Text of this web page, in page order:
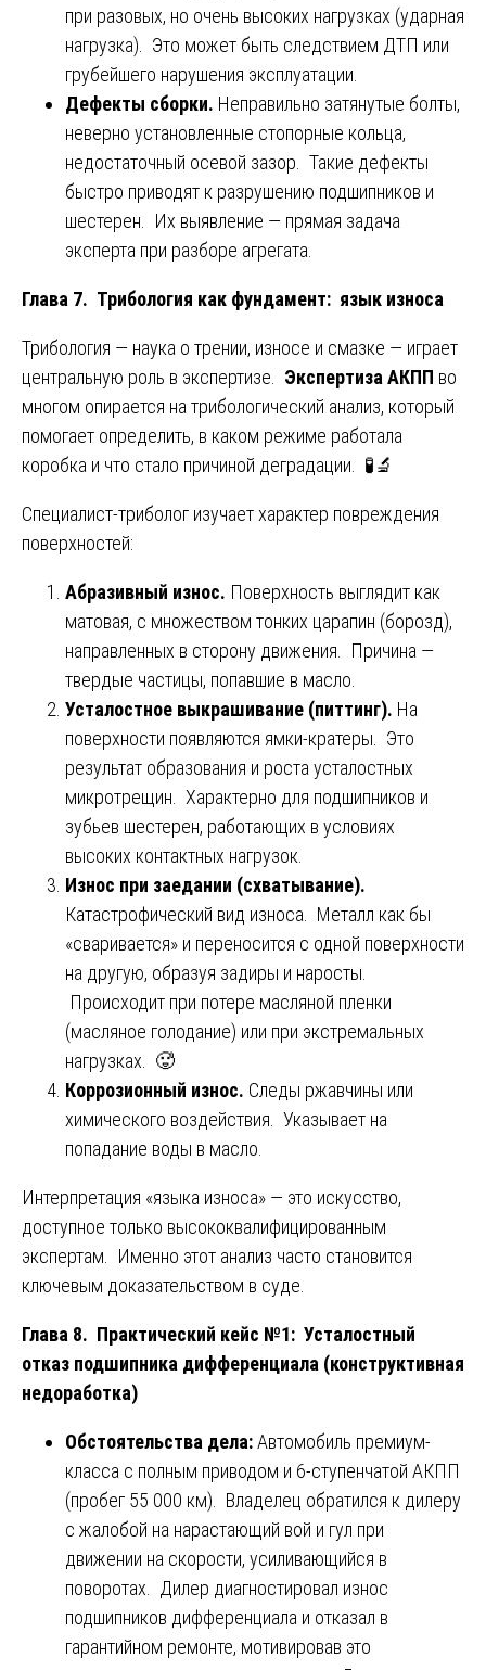
при разовых, но очень высоких нагрузках (ударная
нагрузка). Это может быть следствием ДТП или
грубейшего нарушения эксплуатации.
Дефекты сборки. Неправильно затянутые болты,
неверно установленные стопорные кольца,
недостаточный осевой зазор. Такие дефекты
быстро приводят к разрушению подшипников и
шестерен. Их выявление — прямая задача
эксперта при разборе агрегата.
Глава 7. Трибология как фундамент: язык износа
Трибология — наука о трении, износе и смазке — играет
центральную роль в экспертизе. Экспертиза АКПП во
многом опирается на трибологический анализ, который
помогает определить, в каком режиме работала
коробка и что стало причиной деградации. 🧪🔬
Специалист-триболог изучает характер повреждения
поверхностей:
Абразивный износ. Поверхность выглядит как
матовая, с множеством тонких царапин (борозд),
направленных в сторону движения. Причина —
твердые частицы, попавшие в масло.
Усталостное выкрашивание (питтинг). На
поверхности появляются ямки-кратеры. Это
результат образования и роста усталостных
микротрещин. Характерно для подшипников и
зубьев шестерен, работающих в условиях
высоких контактных нагрузок.
Износ при заедании (схватывание).
Катастрофический вид износа. Металл как бы
«сваривается» и переносится с одной поверхности
на другую, образуя задиры и наросты.
Происходит при потере масляной пленки
(масляное голодание) или при экстремальных
нагрузках. 🥵
Коррозионный износ. Следы ржавчины или
химического воздействия. Указывает на
попадание воды в масло.
Интерпретация «языка износа» — это искусство,
доступное только высококвалифицированным
экспертам. Именно этот анализ часто становится
ключевым доказательством в суде.
Глава 8. Практический кейс №1: Усталостный
отказ подшипника дифференциала (конструктивная
недоработка)
Обстоятельства дела:Автомобиль премиум-
класса с полным приводом и 6-ступенчатой АКПП
(пробег 55 000 км). Владелец обратился к дилеру
с жалобой на нарастающий вой и гул при
движении на скорости, усиливающийся в
поворотах. Дилер диагностировал износ
подшипников дифференциала и отказал в
гарантийном ремонте, мотивировав это